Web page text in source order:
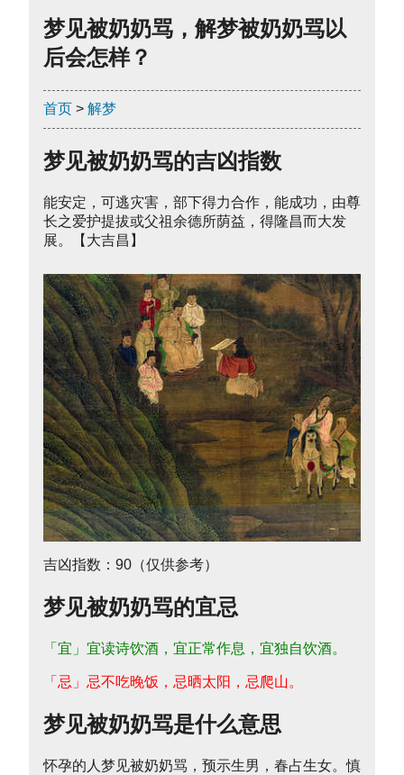
梦见被奶奶骂，解梦被奶奶骂以
后会怎样？
首页 > 解梦
梦见被奶奶骂的吉凶指数
能安定，可逃灾害，部下得力合作，能成功，由尊
长之爱护提拔或父祖余德所荫益，得隆昌而大发
展。【大吉昌】
吉凶指数：90（仅供参考）
梦见被奶奶骂的宜忌
「宜」宜读诗饮酒，宜正常作息，宜独自饮酒。
「忌」忌不吃晚饭，忌晒太阳，忌爬山。
梦见被奶奶骂是什么意思
怀孕的人梦见被奶奶骂，预示生男，春占生女。慎